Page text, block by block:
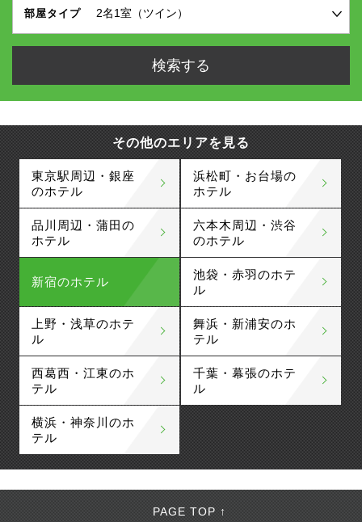
部屋タイプ
その他のエリアを見る
東京駅周辺・銀座
のホテル
浜松町・お台場の
ホテル
品川周辺・蒲田の
ホテル
六本木周辺・渋谷
のホテル
新宿のホテル
池袋・赤羽のホテ
ル
上野・浅草のホテ
ル
舞浜・新浦安のホ
テル
西葛西・江東のホ
テル
千葉・幕張のホテ
ル
横浜・神奈川のホ
テル
PAGE TOP ↑